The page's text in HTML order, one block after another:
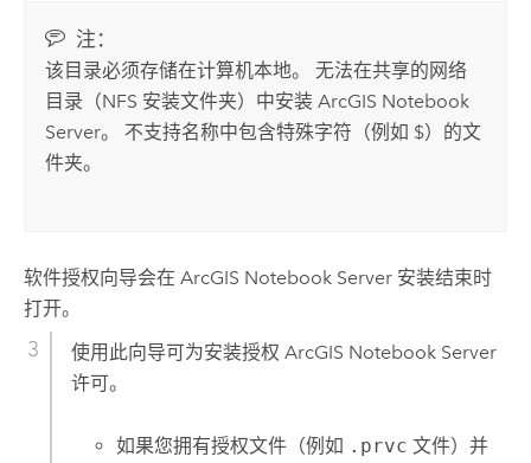
注：
该目录必须存储在计算机本地。 无法在共享的网络
目录（NFS 安装文件夹）中安装ArcGIS Notebook
Server。 不支持名称中包含特殊字符（例如 $）的文
件夹。
软件授权向导会在 ArcGIS Notebook Server安装结束时
打开。
使用此向导可为安装授权 ArcGIS Notebook Server
许可。
如果您拥有授权文件（例如 .prvc 文件）并